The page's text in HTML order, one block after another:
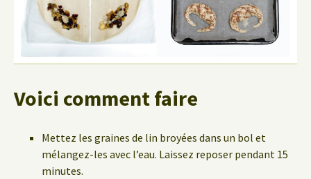
Voici comment faire
Mettez les graines de lin broyées dans un bol et
mélangez-les avec l’eau. Laissez reposer pendant 15
minutes.